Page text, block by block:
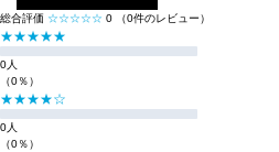
総合評価 ☆☆☆☆☆ 0 （0件のレビュー）
★★★★★
0人
（0％）
★★★★☆
0人
（0％）